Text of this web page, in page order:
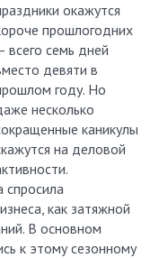
окажутся
прошлогодних
всего семь дней
девяти в
году. Но
несколько
каникулы
на деловой
спросила
как затяжной
В основном
к этому сезонному